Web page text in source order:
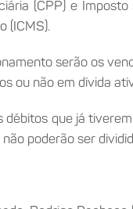
(CPP) e
(ICMS).
serão os
ou não em dívida
débitos que já
poderão ser